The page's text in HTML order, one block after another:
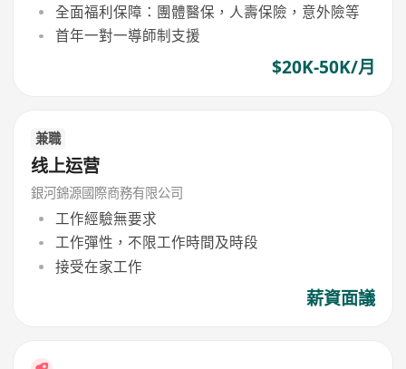
全面福利保障：團體醫保，人壽保險，意外險等
首年一對一導師制支援
$20K-50K/月
兼職
线上运营
銀河錦源國際商務有限公司
工作經驗無要求
工作彈性，不限工作時間及時段
接受在家工作
薪資面議